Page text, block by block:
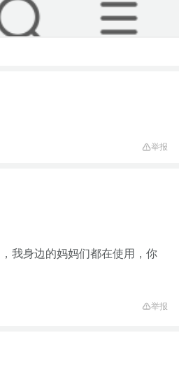
举报
我身边的妈妈们都在使用，你
举报